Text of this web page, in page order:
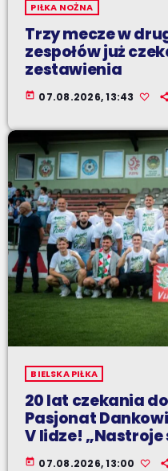
PIŁKA NOŻNA
Trzy mecze w
zespołów już
zestawienia
today 07.08.2026, 13:43
BIELSKA PIŁKA
20 lat czekania
Pasjonat
V lidze! „Nastroje
today 07.08.2026, 13:00